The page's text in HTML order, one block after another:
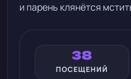
и парень клянётся
38
ПОСЕЩЕНИЙ